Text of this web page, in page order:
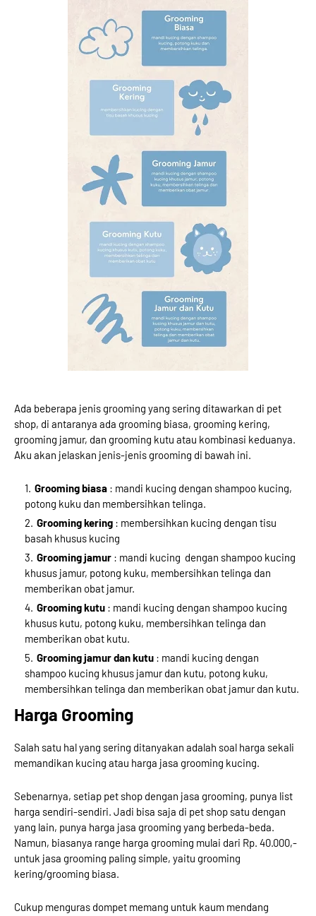
Ada beberapa jenis grooming yang sering ditawarkan di pet
shop, di antaranya ada grooming biasa, grooming kering,
grooming jamur, dan grooming kutu atau kombinasi keduanya.
Aku akan jelaskan jenis-jenis grooming di bawah ini.
Grooming biasa : mandi kucing dengan shampoo kucing,
potong kuku dan membersihkan telinga.
Grooming kering : membersihkan kucing dengan tisu
basah khusus kucing
Grooming jamur : mandi kucing dengan shampoo kucing
khusus jamur, potong kuku, membersihkan telinga dan
memberikan obat jamur.
Grooming kutu : mandi kucing dengan shampoo kucing
khusus kutu, potong kuku, membersihkan telinga dan
memberikan obat kutu.
Grooming jamur dan kutu : mandi kucing dengan
shampoo kucing khusus jamur dan kutu, potong kuku,
membersihkan telinga dan memberikan obat jamur dan kutu.
Harga Grooming
Salah satu hal yang sering ditanyakan adalah soal harga sekali
memandikan kucing atau harga jasa grooming kucing.
Sebenarnya, setiap pet shop dengan jasa grooming, punya list
harga sendiri-sendiri. Jadi bisa saja di pet shop satu dengan
yang lain, punya harga jasa grooming yang berbeda-beda.
Namun, biasanya range harga grooming mulai dari Rp. 40.000,-
untuk jasa grooming paling simple, yaitu grooming
kering/grooming biasa.
Cukup menguras dompet memang untuk kaum mendang